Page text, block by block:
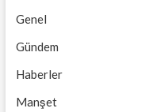
Genel
Gündem
Haberler
Manşet